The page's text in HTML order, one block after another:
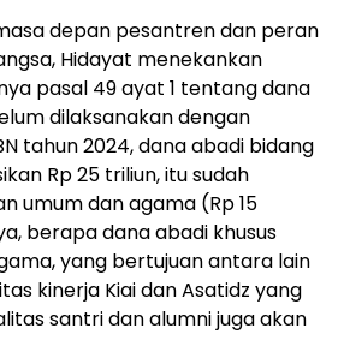
depan pesantren dan peran
Hidayat menekankan
pasal 49 ayat 1 tentang dana
dilaksanakan dengan
tahun 2024, dana abadi bidang
Rp 25 triliun, itu sudah
umum dan agama (Rp 15
berapa dana abadi khusus
yang bertujuan antara lain
kinerja Kiai dan Asatidz yang
santri dan alumni juga akan